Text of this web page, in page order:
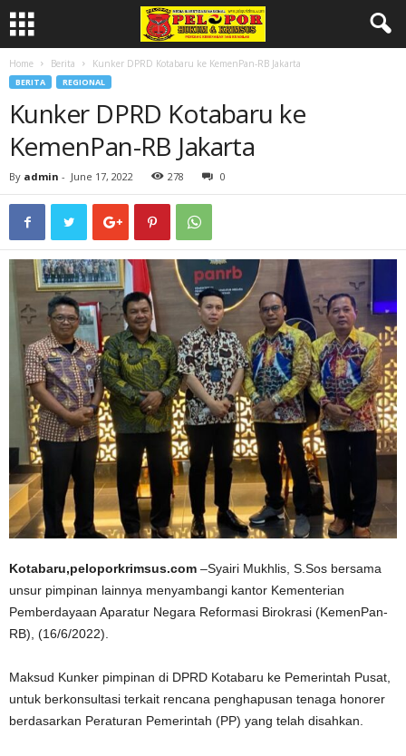
Home Berita Kunker DPRD Kotabaru ke KemenPan-RB Jakarta
BERITA REGIONAL
Kunker DPRD Kotabaru ke
KemenPan-RB Jakarta
By admin - June 17, 2022 278 0
Kotabaru,peloporkrimsus.com –Syairi Mukhlis, S.Sos bersama
unsur pimpinan lainnya menyambangi kantor Kementerian
Pemberdayaan Aparatur Negara Reformasi Birokrasi (KemenPan-
RB), (16/6/2022).
Maksud Kunker pimpinan di DPRD Kotabaru ke Pemerintah Pusat,
untuk berkonsultasi terkait rencana penghapusan tenaga honorer
berdasarkan Peraturan Pemerintah (PP) yang telah disahkan.